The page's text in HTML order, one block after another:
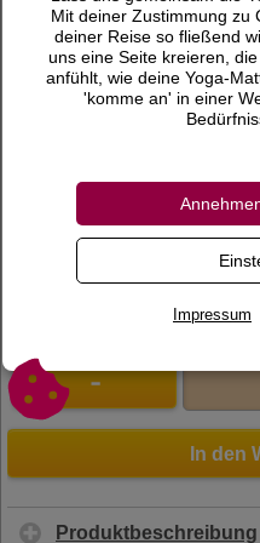
Preis
Versandkosten
Bewertungen
In den
Produktbeschreibung
Mit deiner Zustimmung zu
deiner Reise so fließend
uns eine Seite kreieren,
anfühlt, wie deine Yoga-
'komme an' in einer
Impressum